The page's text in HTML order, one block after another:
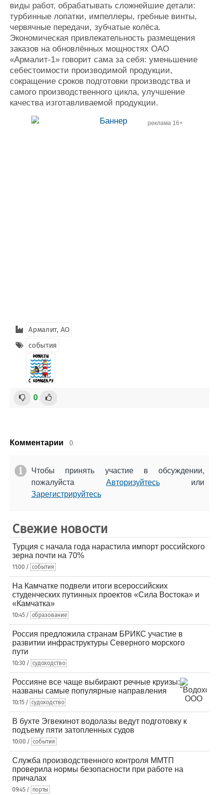
виды работ, обрабатывать сложнейшие детали:
турбинные лопатки, импеллеры, гребные винты,
червячные передачи, зубчатые колёса.
Экономическая привлекательность размещения
заказов на обновлённых мощностях ОАО
«Армалит-1» говорит сама за себя: уменьшение
себестоимости производимой продукции,
сокращение сроков подготовки производства и
самого производственного цикла, улучшение
качества изготавливаемой продукции.
реклама 16+
Армалит, АО
события
0
Комментарии 0.
Чтобы принять участие в обсуждении,
пожалуйста Авторизуйтесьили
Зарегистрируйтесь
Свежие новости
Турция с начала года нарастила импорт российского
зерна почти на 70%
11:00 / события
На Камчатке подвели итоги всероссийских
студенческих путинных проектов «Сила Востока» и
«Камчатка»
10:45 / образование
Россия предложила странам БРИКС участие в
развитии инфраструктуры Северного морского
пути
10:30 / судоходство
Россияне все чаще выбирают речные круизы:
названы самые популярные направления
10:15 / судоходство
В бухте Эгвекинот водолазы ведут подготовку к
подъему пяти затопленных судов
10:00 / события
Служба производственного контроля ММТП
проверила нормы безопасности при работе на
причалах
09:45 / порты